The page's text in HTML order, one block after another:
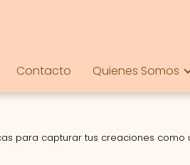
Contacto Quienes Somos
para capturar tus creaciones como